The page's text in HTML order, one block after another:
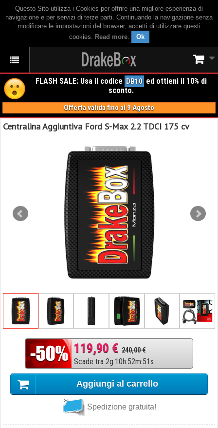
Questo Sito utilizza i Cookies per offrire una migliore esperienza di
navigazione e per servizi di terze parti. Continuando la navigazione senza
modificare le impostazioni del browser, accetti di utilizzare questi
cookies. Read more. Ok
FLASH SALE: Usa il codice DB10 ed ottieni il 10% di
sconto.
Offerta valida fino al 9 Agosto
Centralina Aggiuntiva Ford S-Max 2.2 TDCI 175 cv
119,90 € 240,00 €
Scade tra 2g:10h:52m:50s
Aggiungi al carrello
Spedizione gratuita!